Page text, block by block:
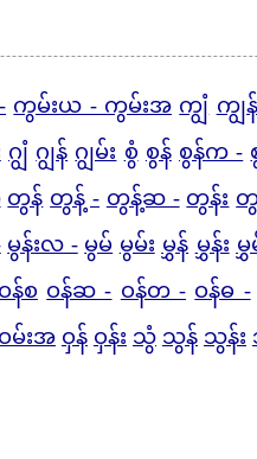
ကွမ်းယ - ကွမ်းအ ကျွံ ကျွ
ဂျွံ ဂျွန် ဂျွမ်း စွံ စွန် စွန်က -
တွန် တွန့် - တွန့်ဆ - တွန်း တွ
မွန်းလ - မွမ် မွမ်း မွှန် မွှန်း မွှ
န်စ ဝန်ဆ - ဝန်တ - ဝန်ဓ -
မ်းအ ဝှန် ဝှန်း သွံ သွန် သွန်း